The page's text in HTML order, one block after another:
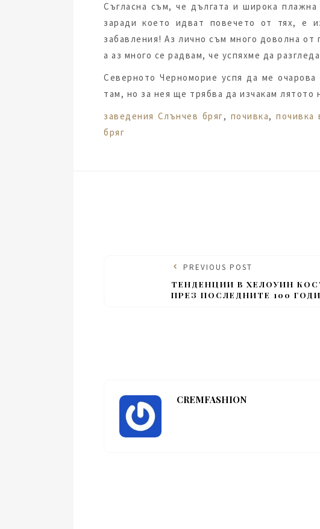
Съгласна съм, че дългата и широка
заради което идват повечето от тях, е
забавления! Аз лично съм много доволна от
а аз много се радвам, че успяхме да
Северното Черноморие успя да ме
там, но за нея ще трябва да изчакам
Tags:
заведения Слънчев бряг, почивка,почивка
бряг
PREVIOUS POST
ТЕНДЕНЦИИ В ХЕЛОУИН
ПРЕЗ ПОСЛЕДНИТЕ 100
CREMFASHION